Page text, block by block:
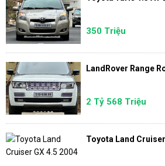
350 Triệu
LandRover Range
2 Tỷ 568 Triệu
Toyota Land